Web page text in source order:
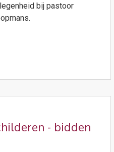
bij pastoor
- bidden